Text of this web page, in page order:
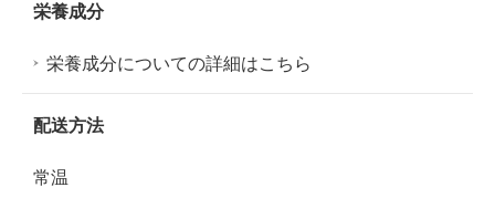
栄養成分
栄養成分についての詳細はこちら
配送方法
常温